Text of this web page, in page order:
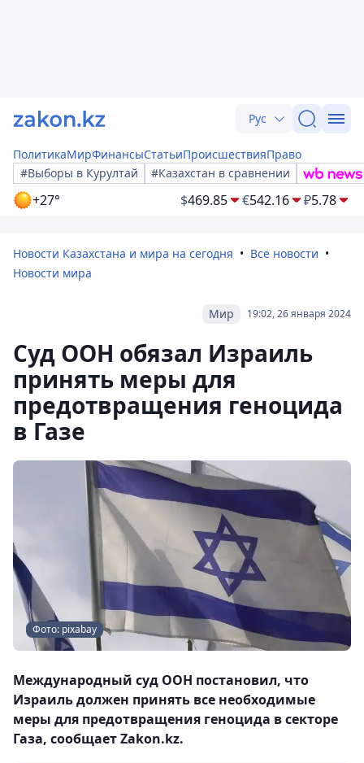
Рус
ПолитикаМирФинансыСтатьиПроисшествияПраво
#Выборы в Курултай
#Казахстан в сравнении
+27° $469.85 €542.16 ₽5.78
Новости Казахстана и мира на сегодня
Все новости
Новости мира
19:02, 26 января 2024
Мир
Суд ООН обязал Израиль
принять меры для
предотвращения геноцида
в Газе
Фото: pixabay
Международный суд ООН постановил, что
Израиль должен принять все необходимые
меры для предотвращения геноцида в секторе
Газа, сообщает Zakon.kz.